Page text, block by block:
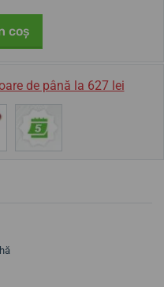
coş
de până la 627 lei